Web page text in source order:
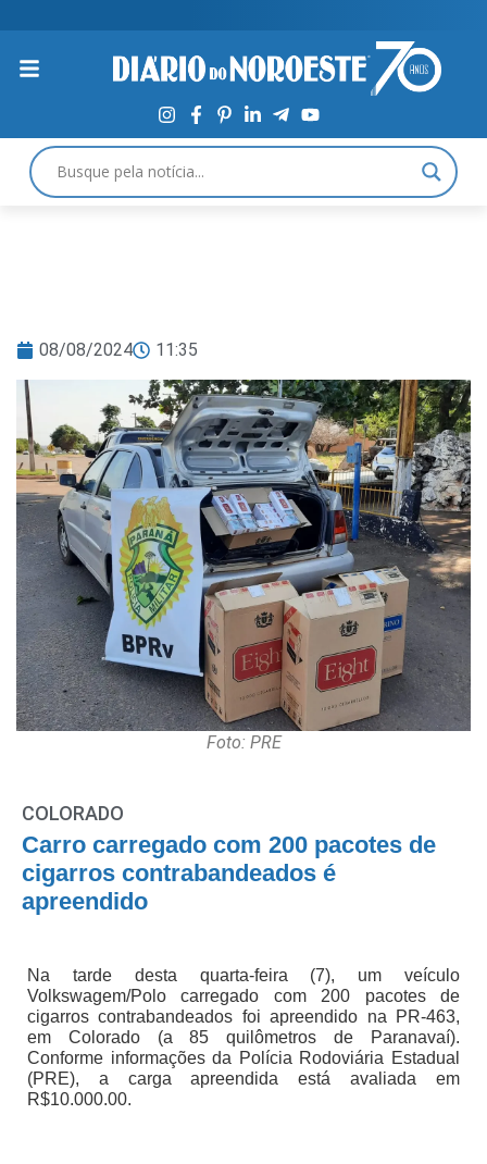
08/08/2024 11:35
Foto: PRE
COLORADO
Carro carregado com 200 pacotes de
cigarros contrabandeados é
apreendido
Na tarde desta quarta-feira (7), um veículo
Volkswagem/Polo carregado com 200 pacotes de
cigarros contrabandeados foi apreendido na PR-463,
em Colorado (a 85 quilômetros de Paranavaí).
Conforme informações da Polícia Rodoviária Estadual
(PRE), a carga apreendida está avaliada em
R$10.000.00.